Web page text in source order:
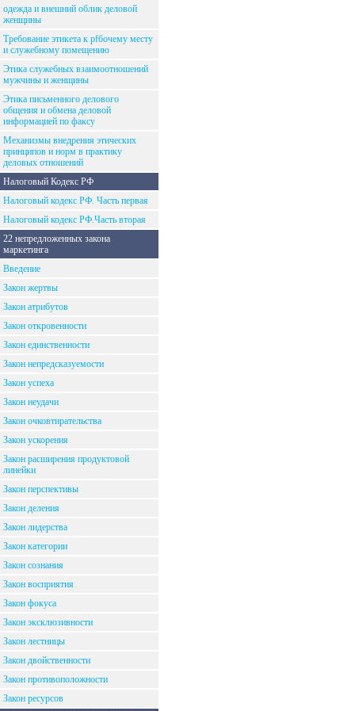
одежда и внешний облик деловой
женщины
Требование этикета к рfбочему месту
и служебному помещению
Этика служебных взаимоотношений
мужчины и женщины
Этика письменного делового
общения и обмена деловой
информацией по факсу
Механизмы внедрения этических
принципов и норм в практику
деловых отношений
Налоговый Кодекс РФ
Налоговый кодекс РФ. Часть первая
Налоговый кодекс РФ.Часть вторая
22 непредложенных закона
маркетинга
Введение
Закон жертвы
Закон атрибутов
Закон откровенности
Закон единственности
Закон непредсказуемости
Закон успеха
Закон неудачи
Закон очковтирательства
Закон ускорения
Закон расширения продуктовой
линейки
Закон перспективы
Закон деления
Закон лидерства
Закон категории
Закон сознания
Закон восприятия
Закон фокуса
Закон эксклюзивности
Закон лестницы
Закон двойственности
Закон противоположности
Закон ресурсов